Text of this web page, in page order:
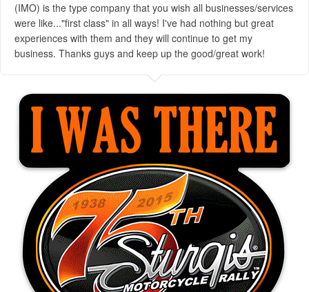
(IMO) is the type company that you wish all businesses/services
were like..."first class" in all ways! I've had nothing but great
experiences with them and they will continue to get my
business. Thanks guys and keep up the good/great work!